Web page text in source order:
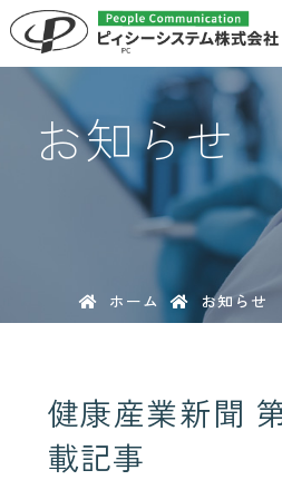
お知らせ
ホーム お知らせ
健康産業新聞
載記事